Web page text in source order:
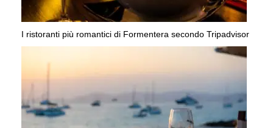
I ristoranti più romantici di Formentera secondo Tripadvisor